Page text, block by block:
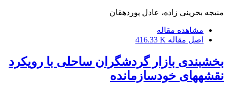
منیجه بحرینی زاده، عادل پوردهقان
مشاهده مقاله
اصل مقاله 416.33 K
بخش‎بندی بازار گردشگران ساحلی با رویکرد
نقشه‎های خودسازمان‎ده